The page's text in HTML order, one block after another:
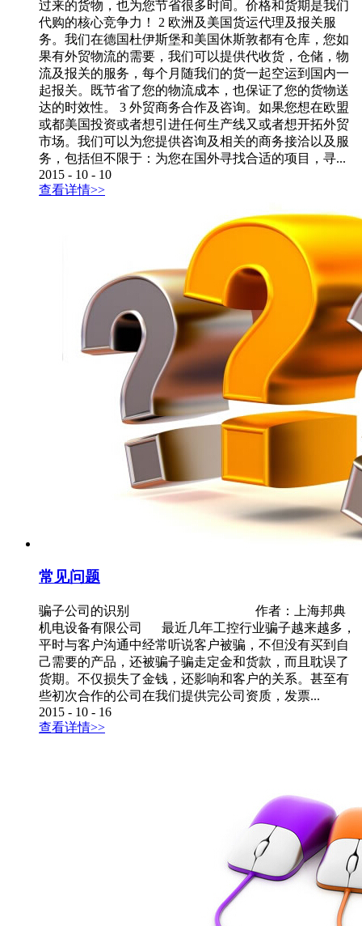
过来的货物，也为您节省很多时间。价格和货期是我们
代购的核心竞争力！ 2 欧洲及美国货运代理及报关服
务。我们在德国杜伊斯堡和美国休斯敦都有仓库，您如
果有外贸物流的需要，我们可以提供代收货，仓储，物
流及报关的服务，每个月随我们的货一起空运到国内一
起报关。既节省了您的物流成本，也保证了您的货物送
达的时效性。 3 外贸商务合作及咨询。如果您想在欧盟
或都美国投资或者想引进任何生产线又或者想开拓外贸
市场。我们可以为您提供咨询及相关的商务接洽以及服
务，包括但不限于：为您在国外寻找合适的项目，寻...
2015 - 10 - 10
查看详情>>
常见问题
骗子公司的识别 作者：上海邦典
机电设备有限公司 最近几年工控行业骗子越来越多，
平时与客户沟通中经常听说客户被骗，不但没有买到自
己需要的产品，还被骗子骗走定金和货款，而且耽误了
货期。不仅损失了金钱，还影响和客户的关系。甚至有
些初次合作的公司在我们提供完公司资质，发票...
2015 - 10 - 16
查看详情>>